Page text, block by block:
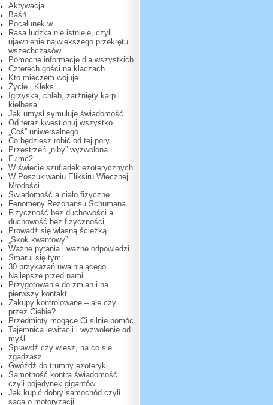
Aktywacja
Baśń
Pocałunek w….
Rasa ludzka nie istnieje, czyli
ujawnienie największego przekrętu
wszechczasów
Pomocne informacje dla wszystkich
Czterech gości na klaczach
Kto mieczem wojuje…
Życie i Kleks
Igrzyska, chleb, zarżnięty karp i
kiełbasa
Jak umysł symuluje świadomość
Od teraz kwestionuj wszystko
„Coś” uniwersalnego
Co będziesz robić od tej pory
Przestrzeń „niby” wyzwolona
E≠mc2
W świecie szufladek ezoterycznych
W Poszukiwaniu Eliksiru Wiecznej
Młodości
Świadomość a ciało fizyczne
Fenomeny Rezonansu Schumana
Fizyczność bez duchowości a
duchowość bez fizyczności
Prowadź się własną ścieżką
„Skok kwantowy”
Ważne pytania i ważne odpowiedzi
Smaruj się tym:
30 przykazań uwalniającego
Najlepsze przed nami
Przygotowanie do zmian i na
pierwszy kontakt
Zakupy kontrolowane – ale czy
przez Ciebie?
Przedmioty mogące Ci silnie pomóc
Tajemnica lewitacji i wyzwolenie od
myśli
Sprawdź czy wiesz, na co się
zgadzasz
Gwóźdź do trumny ezoteryki
Samotność kontra świadomość
czyli pojedynek gigantów
Jak kupić dobry samochód czyli
saga o motoryzacji